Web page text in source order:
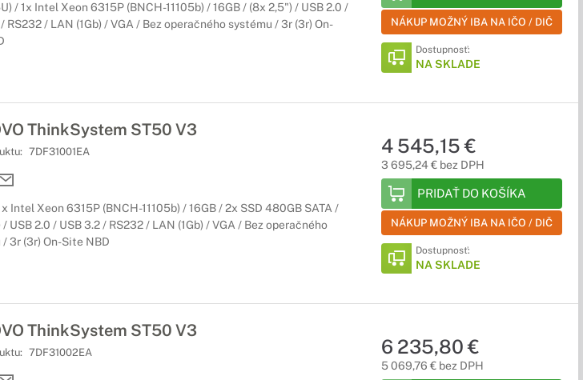
/ 1x Intel Xeon 6315P (BNCH-11105b) / 16GB / (8x 2,5") / USB 2.0 /
RS232 / LAN (1Gb) / VGA / Bez operačného systému / 3r (3r) On-
NÁKUP MOŽNÝ IBA NA IČO / DIČ
Dostupnosť:
NA SKLADE
ThinkSystem ST50 V3
7DF31001EA
Intel Xeon 6315P (BNCH-11105b) / 16GB / 2x SSD 480GB SATA /
USB 2.0 / USB 3.2 / RS232 / LAN (1Gb) / VGA / Bez operačného
3r (3r) On-Site NBD
4 545,15 €
3 695,24 € bez DPH
PRIDAŤ DO KOŠÍKA
NÁKUP MOŽNÝ IBA NA IČO / DIČ
Dostupnosť:
NA SKLADE
ThinkSystem ST50 V3
7DF31002EA 6 235,80 €
5 069,76 € bez DPH